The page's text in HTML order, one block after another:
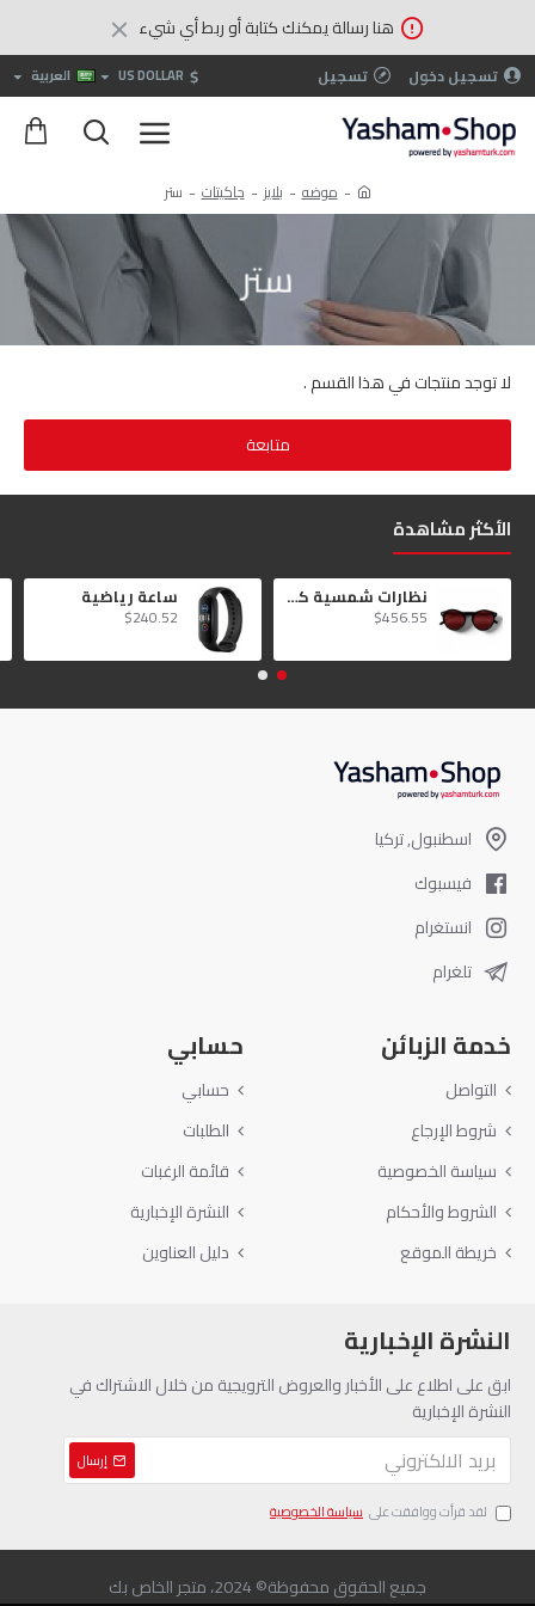
هنا رسالة يمكنك كتابة أو ربط أي شيء
تسجيل دخول تسجيل $
US DOLLAR العربية
موضه بلايز جاكيتات ستر
ستر
لا توجد منتجات في هذا القسم .
متابعة
الأكثر مشاهدة
نظارات شمسية كبيرة الحجم لأيام الصيف الطويلة
$456.55
ساعة رياضية
$240.52
اسطنبول, تركيا
فيسبوك
انستغرام
تلغرام
خدمة الزبائن
التواصل
شروط الإرجاع
سياسة الخصوصية
الشروط والأحكام
خريطة الموقع
حسابي
حسابي
الطلبات
قائمة الرغبات
النشرة الإخبارية
دليل العناوين
النشرة الإخبارية
ابق على اطلاع على الأخبار والعروض الترويجية من خلال الاشتراك في
النشرة الإخبارية
إرسال
لقد قرأت ووافقت على سياسة الخصوصية
جميع الحقوق محفوظة© 2024، متجر الخاص بك